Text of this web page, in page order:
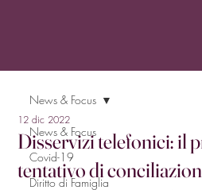
News & Focus
Covid-19
Diritto di Famiglia
News & Focus
Disservizi telefonici: il
tentativo di
12 dic 2022